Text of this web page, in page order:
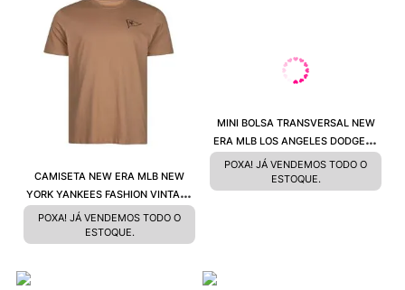
CAMISETA NEW ERA MLB NEW
YORK YANKEES FASHION VINTAGE
CLASS MBV25TSH035
POXA! JÁ VENDEMOS TODO O
ESTOQUE.
MINI BOLSA TRANSVERSAL NEW
ERA MLB LOS ANGELES DODGERS
AZUL MBP22BAG007
POXA! JÁ VENDEMOS TODO O
ESTOQUE.